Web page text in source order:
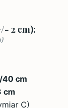
2 cm):
40 cm
cm
C)